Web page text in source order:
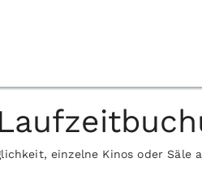
einzelne Kinos oder